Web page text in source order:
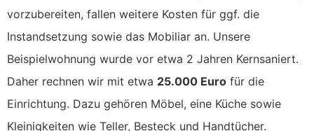
vorzubereiten, fallen weitere Kosten für ggf. die
Instandsetzung sowie das Mobiliar an. Unsere
Beispielwohnung wurde vor etwa 2 Jahren Kernsaniert.
Daher rechnen wir mit etwa 25.000 Euro für die
Einrichtung. Dazu gehören Möbel, eine Küche sowie
Kleinigkeiten wie Teller, Besteck und Handtücher.